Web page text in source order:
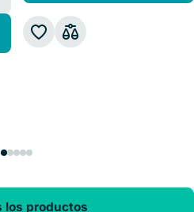
los productos